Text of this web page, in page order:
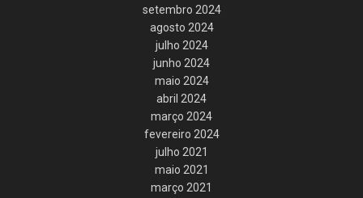
setembro 2024
agosto 2024
julho 2024
junho 2024
maio 2024
abril 2024
março 2024
fevereiro 2024
julho 2021
maio 2021
março 2021